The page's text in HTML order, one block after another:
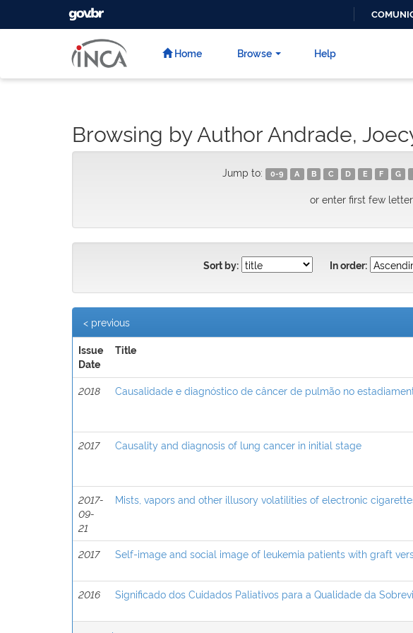
GOVBR
Home Browse Help
Browsing by Author Andrade,
Jump to: 0-9 A B C D E F G
or enter first few
Sort by: In order:
< previous
Issue
Date
Title
2018 Causalidade e diagnóstico de câncer de pulmão no
2017
Causality and diagnosis of lung cancer in initial stage
2017-
09-
21
Mists, vapors and other illusory volatilities of electronic
2017 Self-image and social image of leukemia patients with graft
2016
Significado dos Cuidados Paliativos para a Qualidade da